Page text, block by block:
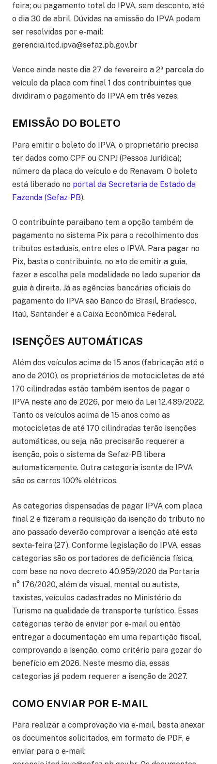
feira; ou pagamento total do IPVA, sem desconto, até
o dia 30 de abril. Dúvidas na emissão do IPVA podem
ser resolvidas por e-mail:
gerencia.itcd.ipva@sefaz.pb.gov.br
Vence ainda neste dia 27 de fevereiro a 2ª parcela do
veículo da placa com final 1 dos contribuintes que
dividiram o pagamento do IPVA em três vezes.
EMISSÃO DO BOLETO
Para emitir o boleto do IPVA, o proprietário precisa
ter dados como CPF ou CNPJ (Pessoa Jurídica);
número da placa do veículo e do Renavam. O boleto
está liberado no portal da Secretaria de Estado da
Fazenda (Sefaz-PB).
O contribuinte paraibano tem a opção também de
pagamento no sistema Pix para o recolhimento dos
tributos estaduais, entre eles o IPVA. Para pagar no
Pix, basta o contribuinte, no ato de emitir a guia,
fazer a escolha pela modalidade no lado superior da
guia à direita. Já as agências bancárias oficiais do
pagamento do IPVA são Banco do Brasil, Bradesco,
Itaú, Santander e a Caixa Econômica Federal.
ISENÇÕES AUTOMÁTICAS
Além dos veículos acima de 15 anos (fabricação até o
ano de 2010), os proprietários de motocicletas de até
170 cilindradas estão também isentos de pagar o
IPVA neste ano de 2026, por meio da Lei 12.489/2022.
Tanto os veículos acima de 15 anos como as
motocicletas de até 170 cilindradas terão isenções
automáticas, ou seja, não precisarão requerer a
isenção, pois o sistema da Sefaz-PB libera
automaticamente. Outra categoria isenta de IPVA
são os carros 100% elétricos.
As categorias dispensadas de pagar IPVA com placa
final 2 e fizeram a requisição da isenção do tributo no
ano passado deverão comprovar a isenção até esta
sexta-feira (27). Conforme legislação do IPVA, essas
categorias são os portadores de deficiência física,
com base no novo decreto 40.959/2020 da Portaria
n° 176/2020, além da visual, mental ou autista,
taxistas, veículos cadastrados no Ministério do
Turismo na qualidade de transporte turístico. Essas
categorias terão de enviar por e-mail ou então
entregar a documentação em uma repartição fiscal,
comprovando a isenção, como critério para gozar do
benefício em 2026. Neste mesmo dia, essas
categorias já podem requerer a isenção de 2027.
COMO ENVIAR POR E-MAIL
Para realizar a comprovação via e-mail, basta anexar
os documentos solicitados, em formato de PDF, e
enviar para o e-mail: